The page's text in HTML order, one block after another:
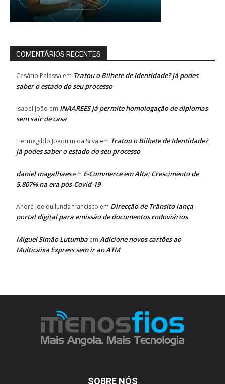
COMENTÁRIOS RECENTES
Cesário Palassa em Tratou o Bilhete de Identidade? Já podes
saber o estado do seu processo
Isabel João em INAAREES já permite homologação de diplomas
sem sair de casa
Hermegildo Joaquim da Silva em Tratou o Bilhete de Identidade?
Já podes saber o estado do seu processo
daniel magalhaesem E-Commerce em Alta: Crescimento de
5.807% na era pós-Covid-19
Andre joe quilunda francisco em Direcção de Trânsito lança
portal digital para emissão de documentos rodoviários
Miguel Simão Lutumba em Adicione novos cartões ao
Multicaixa Express sem ir ao ATM
SOBRE NÓS